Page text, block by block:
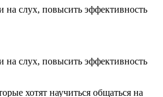
на слух, повысить эффективность
на слух, повысить эффективность
хотят научиться общаться на